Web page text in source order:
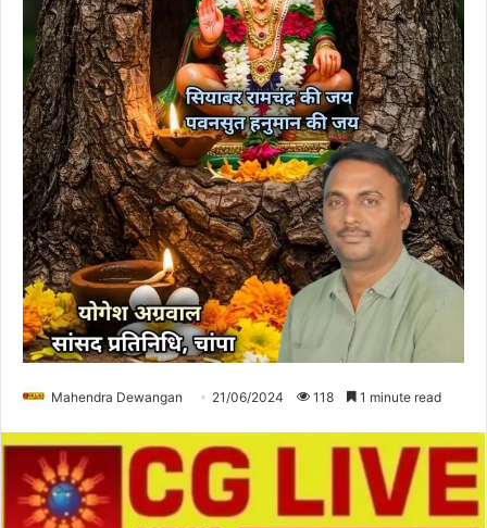
Mahendra Dewangan 21/06/2024 118 1 minute read